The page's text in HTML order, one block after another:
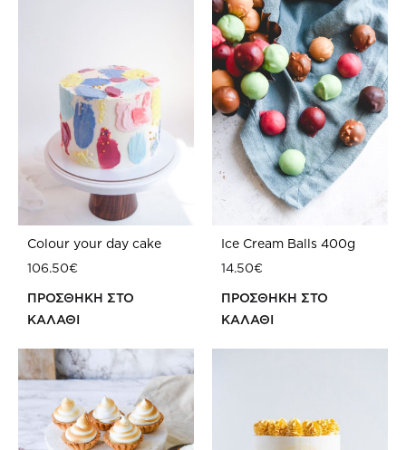
WISHLIST
Colour your day cake
106.50€
ΠΡΟΣΘΗΚΗ ΣΤΟ
ΚΑΛΑΘΙ
WISHLIST
Ice Cream Balls 400g
14.50€
ΠΡΟΣΘΗΚΗ ΣΤΟ
ΚΑΛΑΘΙ